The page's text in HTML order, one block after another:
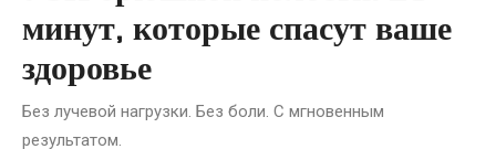
минут, которые спасут ваше
здоровье
Без лучевой нагрузки. Без боли. С мгновенным
результатом.